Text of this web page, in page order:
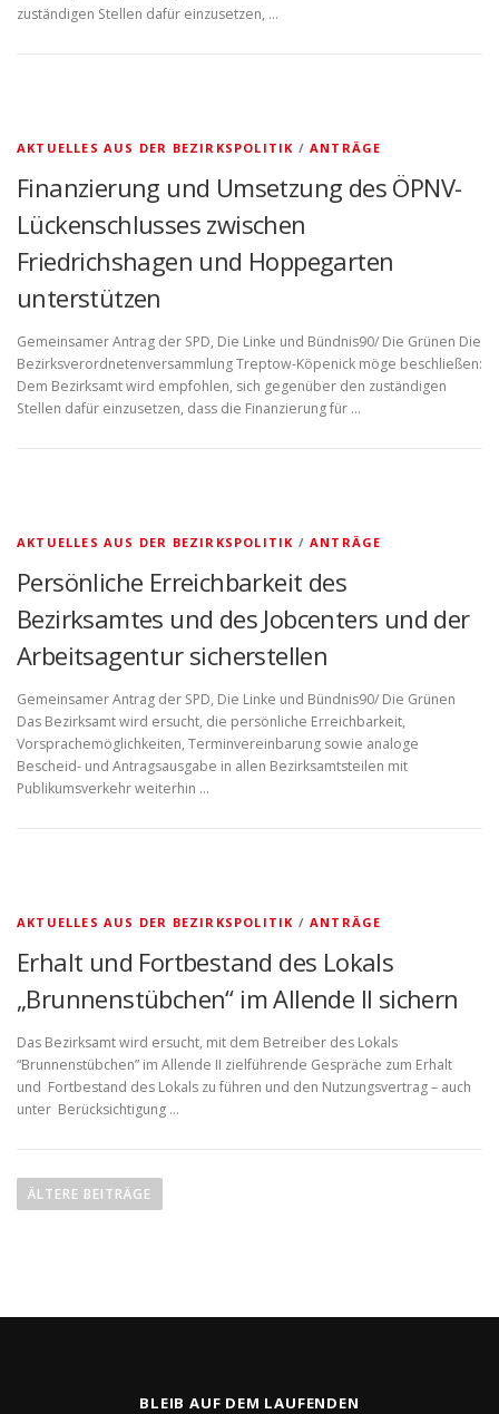
zuständigen Stellen dafür einzusetzen, …
AKTUELLES AUS DER BEZIRKSPOLITIK /ANTRÄGE
Finanzierung und Umsetzung des ÖPNV-
Lückenschlusses zwischen
Friedrichshagen und Hoppegarten
unterstützen
Gemeinsamer Antrag der SPD, Die Linke und Bündnis90/ Die Grünen Die
Bezirksverordnetenversammlung Treptow-Köpenick möge beschließen:
Dem Bezirksamt wird empfohlen, sich gegenüber den zuständigen
Stellen dafür einzusetzen, dass die Finanzierung für …
AKTUELLES AUS DER BEZIRKSPOLITIK /ANTRÄGE
Persönliche Erreichbarkeit des
Bezirksamtes und des Jobcenters und der
Arbeitsagentur sicherstellen
Gemeinsamer Antrag der SPD, Die Linke und Bündnis90/ Die Grünen
Das Bezirksamt wird ersucht, die persönliche Erreichbarkeit,
Vorsprachemöglichkeiten, Terminvereinbarung sowie analoge
Bescheid- und Antragsausgabe in allen Bezirksamtsteilen mit
Publikumsverkehr weiterhin …
AKTUELLES AUS DER BEZIRKSPOLITIK /ANTRÄGE
Erhalt und Fortbestand des Lokals
„Brunnenstübchen“ im Allende II sichern
Das Bezirksamt wird ersucht, mit dem Betreiber des Lokals
“Brunnenstübchen” im Allende II zielführende Gespräche zum Erhalt
und Fortbestand des Lokals zu führen und den Nutzungsvertrag – auch
unter Berücksichtigung …
ÄLTERE BEITRÄGE
BLEIB AUF DEM LAUFENDEN